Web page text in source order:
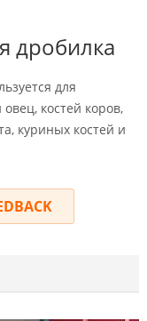
дробилка
для
костей коров,
куриных костей и